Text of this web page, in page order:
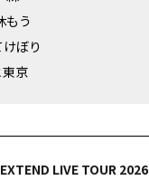
もう
ぼり
京
LIVE TOUR 2026